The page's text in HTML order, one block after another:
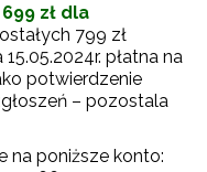
699 zł dla
799 zł
płatna na
potwierdzenie
– pozostala
na poniższe konto: